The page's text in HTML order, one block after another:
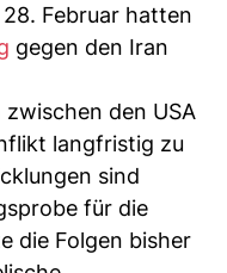
Februar hatten
gegen den Iran
den USA
langfristig zu
sind
für die
die Folgen bisher